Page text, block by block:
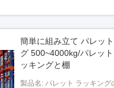
簡単に組み立て パレッ
グ 500~4000kg/パレッ
ッキングと棚
製品名: パレット ラッキ